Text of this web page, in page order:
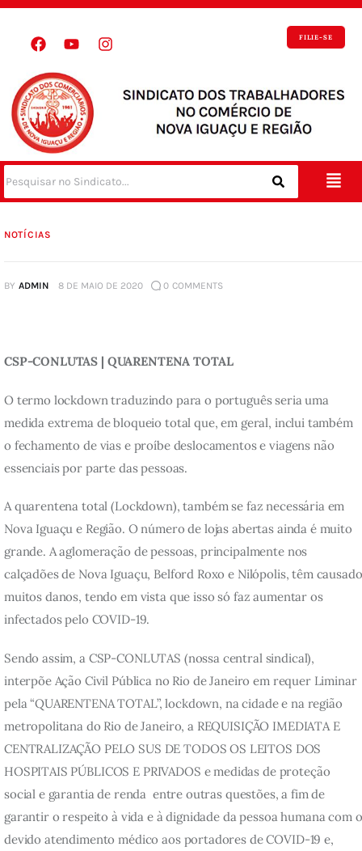
FILIE-SE
NOTÍCIAS
BY ADMIN 8 DE MAIO DE 2020 0 COMMENTS
CSP-CONLUTAS | QUARENTENA TOTAL
O termo lockdown traduzindo para o português seria uma
medida extrema de bloqueio total que, em geral, inclui também
o fechamento de vias e proíbe deslocamentos e viagens não
essenciais por parte das pessoas.
A quarentena total (Lockdown), também se faz necessária em
Nova Iguaçu e Região. O número de lojas abertas ainda é muito
grande. A aglomeração de pessoas, principalmente nos
calçadões de Nova Iguaçu, Belford Roxo e Nilópolis, têm
muitos danos, tendo em vista que isso só faz aumentar os
infectados pelo COVID-19.
Sendo assim, a CSP-CONLUTAS (nossa central sindical),
interpõe Ação Civil Pública no Rio de Janeiro em requer Liminar
pela “QUARENTENA TOTAL”, lockdown, na cidade e na região
metropolitana do Rio de Janeiro, a REQUISIÇÃO IMEDIATA E
CENTRALIZAÇÃO PELO SUS DE TODOS OS LEITOS DOS
HOSPITAIS PÚBLICOS E PRIVADOS e medidas de proteção
social e garantia de renda  entre outras questões, a fim de
garantir o respeito à vida e à dignidade da pessoa humana com
devido atendimento médico aos portadores de COVID-19 e,